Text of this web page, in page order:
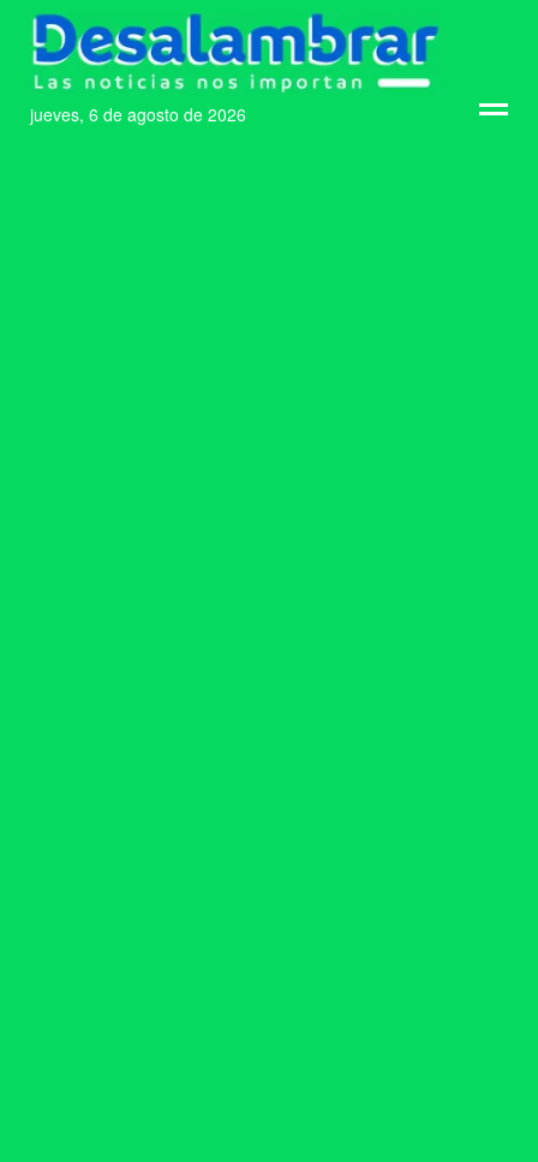
jueves, 6 de agosto de 2026